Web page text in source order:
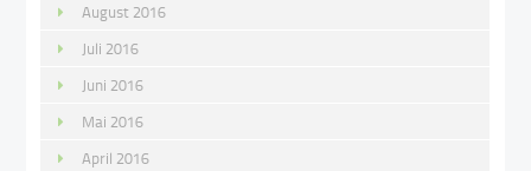
August 2016
Juli 2016
Juni 2016
Mai 2016
April 2016